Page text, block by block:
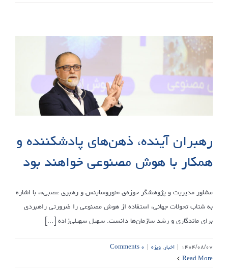
رهبران آینده، ذهن‌های پادشکننده و
همکار با هوش مصنوعی خواهند بود
مشاور مدیریت و پژوهشگر حوزه‌ی «نوروساینس و رهبری عصبی»، با اشاره
به شتاب تحولات جهانی، استفاده از هوش مصنوعی را ضرورتی راهبردی
برای ماندگاری و رشد سازمان‌ها دانست. سهیل سهیلی‌زاده [...]
۱۴۰۴/۰۸/۰۷ | اخبار,ویژه | ۰ Comments
Read More